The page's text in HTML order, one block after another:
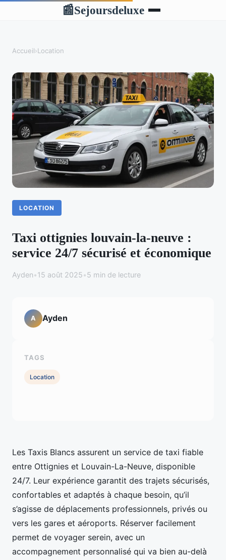
📰Sejoursdeluxe
Accueil›Location
LOCATION
Taxi ottignies louvain-la-neuve :
service 24/7 sécurisé et économique
Ayden•15 août 2025•5 min de lecture
Les Taxis Blancs assurent un service de taxi fiable
entre Ottignies et Louvain-La-Neuve, disponible
24/7. Leur expérience garantit des trajets sécurisés,
confortables et adaptés à chaque besoin, qu’il
s’agisse de déplacements professionnels, privés ou
vers les gares et aéroports. Réserver facilement
permet de voyager serein, avec un
accompagnement personnalisé qui va bien au-delà
A Ayden
TAGS
Location